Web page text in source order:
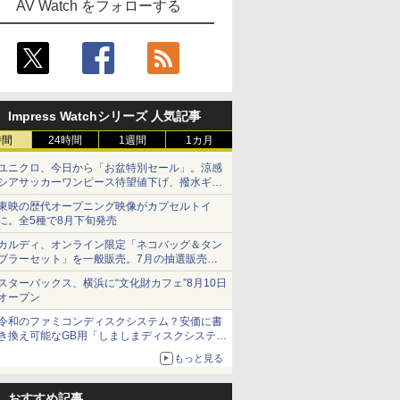
AV Watch をフォローする
Impress Watchシリーズ 人気記事
24時間 1週間 1カ月
ニクロ、今日から「お盆特別セール」。涼感
アサッカーワンピース待望値下げ、撥水ギア
ョーツは1990円に
映の歴代オープニング映像がカプセルトイ
。全5種で8月下旬発売
ルディ、オンライン限定「ネコバッグ＆タン
ラーセット」を一般販売。7月の抽選販売の
選無効分
ターバックス、横浜に“文化財カフェ”8月10日
ープン
和のファミコンディスクシステム？安価に書
換え可能なGB用「しましまディスクシステ
もっと見る